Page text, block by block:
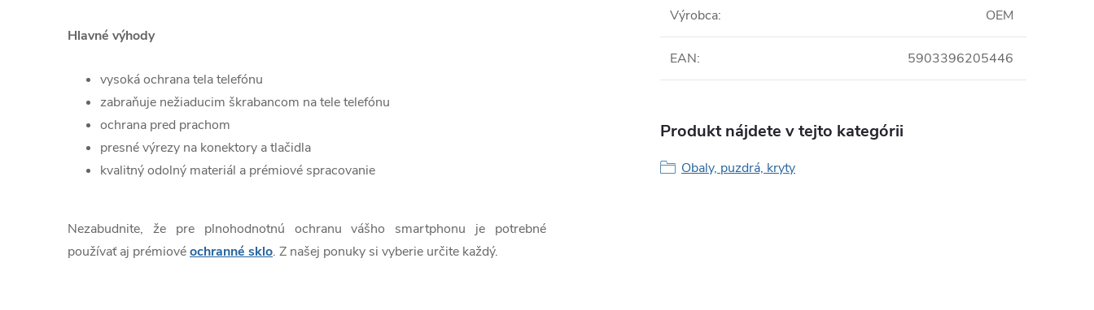
Hlavné výhody
vysoká ochrana tela telefónu
zabraňuje nežiaducim škrabancom na tele telefónu
ochrana pred prachom
presné výrezy na konektory a tlačidla
kvalitný odolný materiál a prémiové spracovanie
Nezabudnite, že pre plnohodnotnú ochranu vášho smartphonu je potrebné
používať aj prémiovéochranné sklo. Z našej ponuky si vyberie určite každý.
Výrobca: OEM
EAN: 5903396205446
Produkt nájdete v tejto kategórii
Obaly, puzdrá, kryty